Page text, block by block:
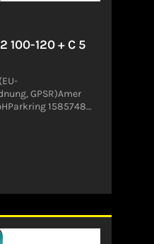
100-120 + C 5
GPSR)Amer
1585748